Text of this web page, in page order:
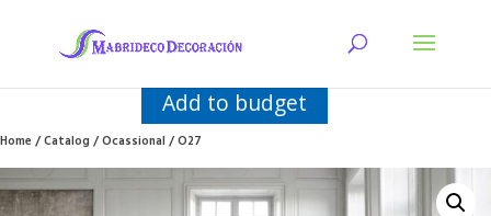
Add to budget
Home/Catalog/Ocassional/ O27